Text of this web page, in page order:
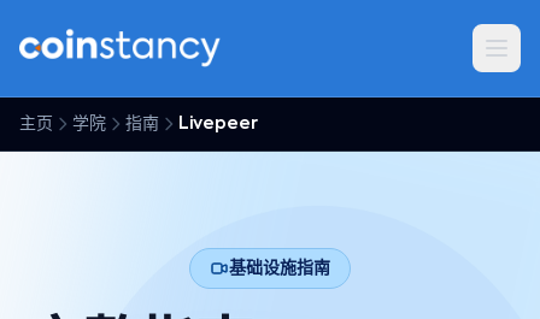
主页 学院 指南 Livepeer
基础设施指南